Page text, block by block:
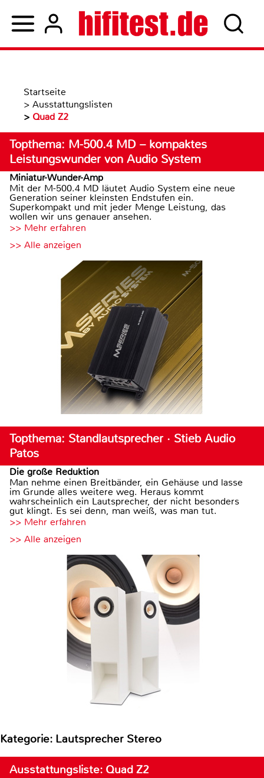
Startseite
> Ausstattungslisten
> Quad Z2
Topthema: M-500.4 MD – kompaktes
Leistungswunder von Audio System
Miniatur-Wunder-Amp
Mit der M-500.4 MD läutet Audio System eine neue
Generation seiner kleinsten Endstufen ein.
Superkompakt und mit jeder Menge Leistung, das
wollen wir uns genauer ansehen.
>> Mehr erfahren
>> Alle anzeigen
Topthema: Standlautsprecher · Stieb Audio
Patos
Die große Reduktion
Man nehme einen Breitbänder, ein Gehäuse und lasse
im Grunde alles weitere weg. Heraus kommt
wahrscheinlich ein Lautsprecher, der nicht besonders
gut klingt. Es sei denn, man weiß, was man tut.
>> Mehr erfahren
>> Alle anzeigen
Kategorie: Lautsprecher Stereo
Ausstattungsliste: Quad Z2